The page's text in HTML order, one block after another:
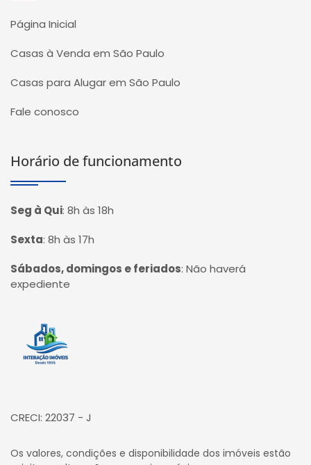
Página Inicial
Casas à Venda em São Paulo
Casas para Alugar em São Paulo
Fale conosco
Horário de funcionamento
Seg à Qui: 8h às 18h
Sexta: 8h às 17h
Sábados, domingos e feriados: Não haverá
expediente
Página inicial
CRECI: 22037 - J
Os valores, condições e disponibilidade dos imóveis estão